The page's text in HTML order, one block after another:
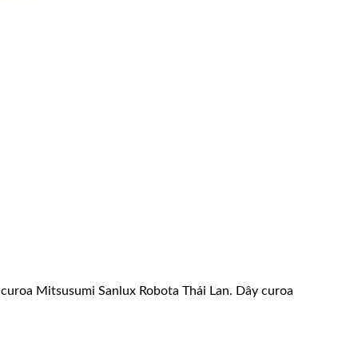
Mitsusumi Sanlux Robota Thái Lan. Dây curoa